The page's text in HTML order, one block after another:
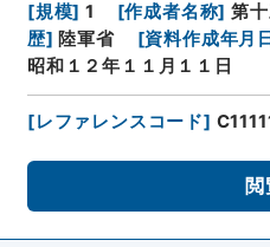
[規模] 1 [作成者名称] 第
歴] 陸軍省 [資料作成年月
昭和１２年１１月１１日
[レファレンスコード]
閲